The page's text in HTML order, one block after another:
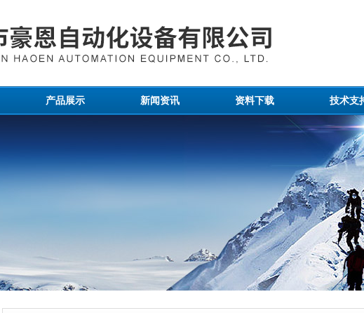
产品展示 新闻资讯 资料下载 技术支